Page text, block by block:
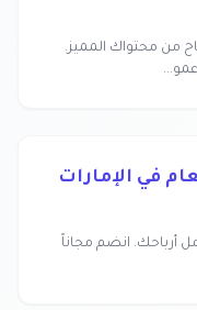
من محتواك المميز.
في الإمارات
أرباحك. انضم مجاناً